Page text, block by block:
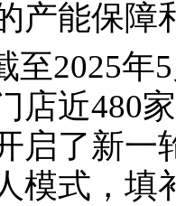
产能保障
至2025年
店近480
启了新一
模式，填